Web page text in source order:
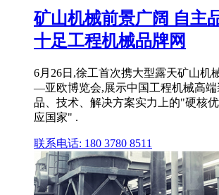
矿山机械前景广阔 自主
十足工程机械品牌网
6月26日,徐工首次携大型露天矿山机
—亚欧博览会,展示中国工程机械高
品、技术、解决方案实力上的"硬核
应国家" .
联系电话: 180 3780 8511